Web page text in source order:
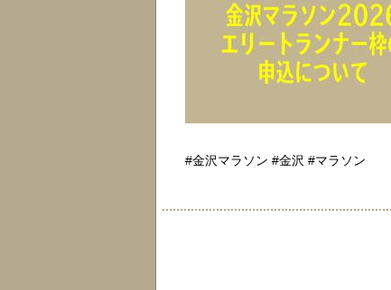
#金沢マラソン #金沢 #マラソン